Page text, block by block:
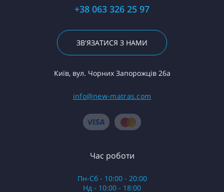
+38 063 326 25 97
ЗВ'ЯЗАТИСЯ З НАМИ
Київ, вул. Чорних Запорожців 26а
info@new-matras.com
Час роботи
Пн-Сб - 10:00 - 20:00
Нд - 10:00 - 18:00